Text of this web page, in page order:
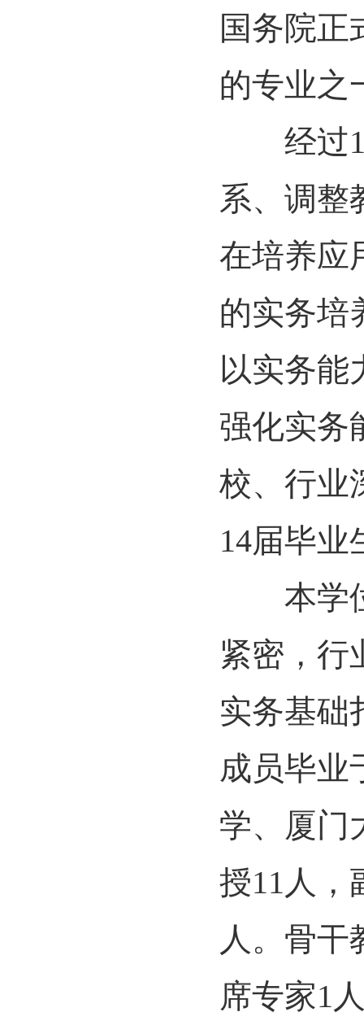
国务院正
的专业之
经过14
系、调整
在培养应
的实务培
以实务能
强化实务
校、行业
14届毕业
本学位
紧密，行
实务基础
成员毕业
学、厦门
授11人，
人。骨干
席专家1